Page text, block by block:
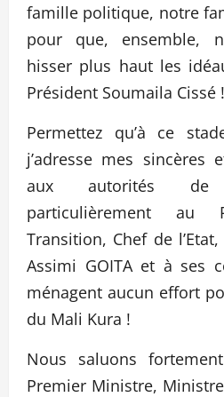
famille politique, notre
pour que, ensemble,
hisser plus haut les
Président Soumaila Cissé !
Permettez qu’à ce
j’adresse mes sincères
aux autorités de
particulièrement au
Transition, Chef de
Assimi GOITA et à ses
ménagent aucun effort
du Mali Kura !
Nous saluons
Premier Ministre,